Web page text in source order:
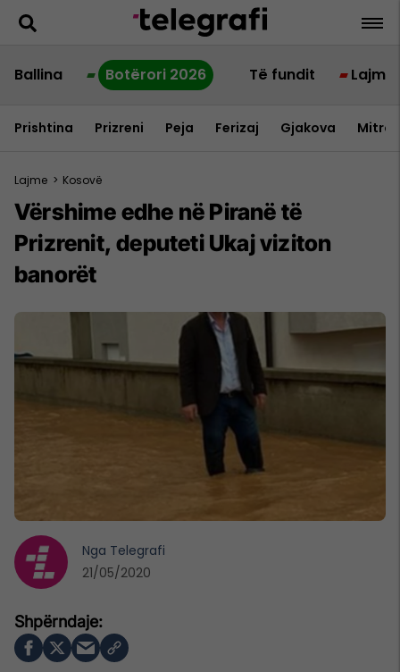
Ballina Botërori 2026 Të fundit Lajme
Prishtina Prizreni Peja Ferizaj Gjakova
Lajme > Kosovë
Vërshime edhe në Piranë të
Prizrenit, deputeti Ukaj viziton
banorët
Nga Telegrafi
21/05/2020